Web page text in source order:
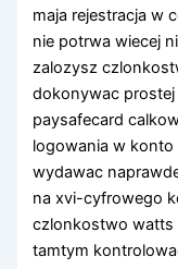
maja rejestracja w
nie potrwa wiecej
zalozysz
dokonywac
paysafecard
logowania w konto
wydawac
na xvi-cyfrowego
czlonkostwo watts
tamtym